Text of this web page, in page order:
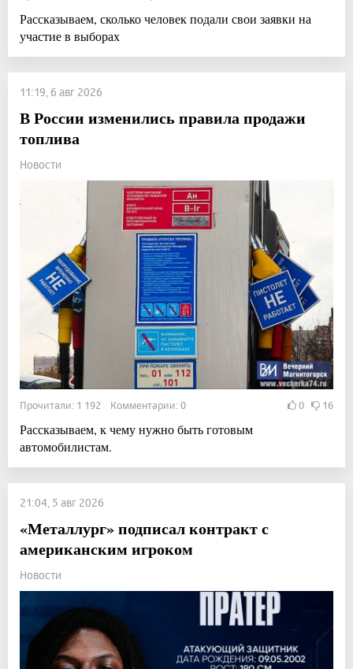
Рассказываем, сколько человек подали свои заявки на
участие в выборах
11:19, 6 авг 2026
В России изменились правила продажи
топлива
Новости
Прочитали: 1 192 Комментарии: 0 0 16
Рассказываем, к чему нужно быть готовым
автомобилистам.
21:04, 5 авг 2026
«Металлург» подписал контракт с
американским игроком
Новости